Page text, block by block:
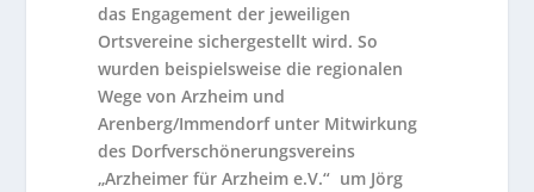
das Engagement der jeweiligen
Ortsvereine sichergestellt wird. So
wurden beispielsweise die regionalen
Wege von Arzheim und
Arenberg/Immendorf unter Mitwirkung
des Dorfverschönerungsvereins
„Arzheimer für Arzheim e.V.“ um Jörg